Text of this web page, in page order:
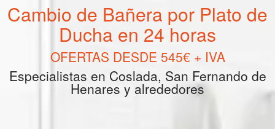
Cambio de Bañera por Plato de
Ducha en 24 horas
OFERTAS DESDE 545€ + IVA
Especialistas en Coslada, San Fernando de
Henares y alrededores